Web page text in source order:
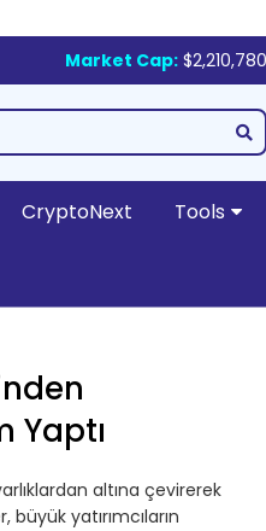
Market Cap:
CryptoNext Tools
Yaptı
altına çevirerek
yatırımcıların